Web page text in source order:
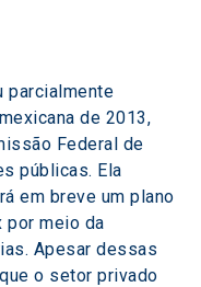
parcialmente
de 2013,
Federal de
públicas. Ela
em breve um plano
por meio da
Apesar dessas
o setor privado